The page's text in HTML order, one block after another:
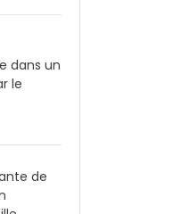
dans un
le
de